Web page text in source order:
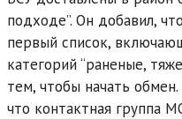
подходе”. Он добавил,
первый список,
категорий “раненые,
тем, чтобы начать
что контактная группа